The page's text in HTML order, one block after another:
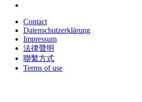
Contact
Datenschutzerklärung
Impressum
法律聲明
聯繫方式
Terms of use